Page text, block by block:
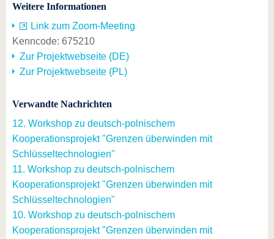
Weitere Informationen
Link zum Zoom-Meeting
Kenncode: 675210
Zur Projektwebseite (DE)
Zur Projektwebseite (PL)
Verwandte Nachrichten
12. Workshop zu deutsch-polnischem
Kooperationsprojekt "Grenzen überwinden mit
Schlüsseltechnologien"
11. Workshop zu deutsch-polnischem
Kooperationsprojekt "Grenzen überwinden mit
Schlüsseltechnologien"
10. Workshop zu deutsch-polnischem
Kooperationsprojekt "Grenzen überwinden mit